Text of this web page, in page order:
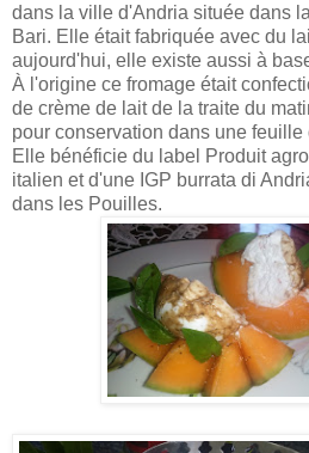
dans la ville d'Andria située dans
Bari. Elle était fabriquée avec du
aujourd'hui, elle existe aussi à
À l'origine ce fromage était
de crème de lait de la traite du
pour conservation dans une feuille
Elle bénéficie du label Produit
italien et d'une IGP burrata di
dans les Pouilles.